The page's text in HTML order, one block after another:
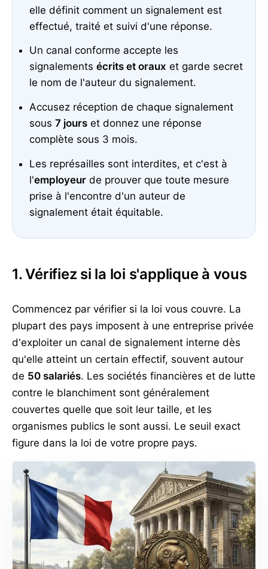
elle définit comment un signalement est
effectué, traité et suivi d'une réponse.
Un canal conforme accepte les
signalements écrits et oraux et garde secret
le nom de l'auteur du signalement.
Accusez réception de chaque signalement
sous 7 jourset donnez une réponse
complète sous 3 mois.
Les représailles sont interdites, et c'est à
l'employeurde prouver que toute mesure
prise à l'encontre d'un auteur de
signalement était équitable.
1. Vérifiez si la loi s'applique à vous
Commencez par vérifier si la loi vous couvre. La
plupart des pays imposent à une entreprise privée
d'exploiter un canal de signalement interne dès
qu'elle atteint un certain effectif, souvent autour
de 50 salariés. Les sociétés financières et de lutte
contre le blanchiment sont généralement
couvertes quelle que soit leur taille, et les
organismes publics le sont aussi. Le seuil exact
figure dans la loi de votre propre pays.